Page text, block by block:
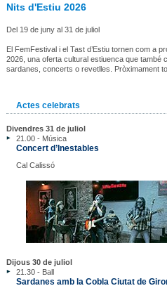
Nits d'Estiu 2026
Del 19 de juny al 31 de juliol
El FemFestival i el Tast d’Estiu tornen com a
2026, una oferta cultural estiuenca que també
sardanes, concerts o revetlles. Pròximament
Actes celebrats
Divendres 31 de juliol
21.00 - Música
Concert d’Inestables
Cal Calissó
Dijous 30 de juliol
21.30 - Ball
Sardanes amb la Cobla Ciutat de